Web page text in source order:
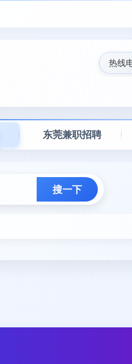
热线
东莞兼职招聘